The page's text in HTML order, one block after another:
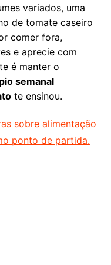
variados, uma
de tomate caseiro
comer fora,
e aprecie com
é manter o
semanal
te ensinou.
sobre alimentação
ponto de partida.